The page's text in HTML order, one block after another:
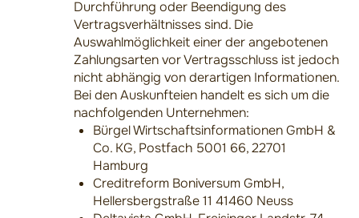
Durchführung oder Beendigung des
Vertragsverhältnisses sind. Die
Auswahlmöglichkeit einer der angebotenen
Zahlungsarten vor Vertragsschluss ist jedoch
nicht abhängig von derartigen Informationen.
Bei den Auskunfteien handelt es sich um die
nachfolgenden Unternehmen:
Bürgel Wirtschaftsinformationen GmbH &
Co. KG, Postfach 5001 66, 22701
Hamburg
Creditreform Boniversum GmbH,
Hellersbergstraße 11 41460 Neuss